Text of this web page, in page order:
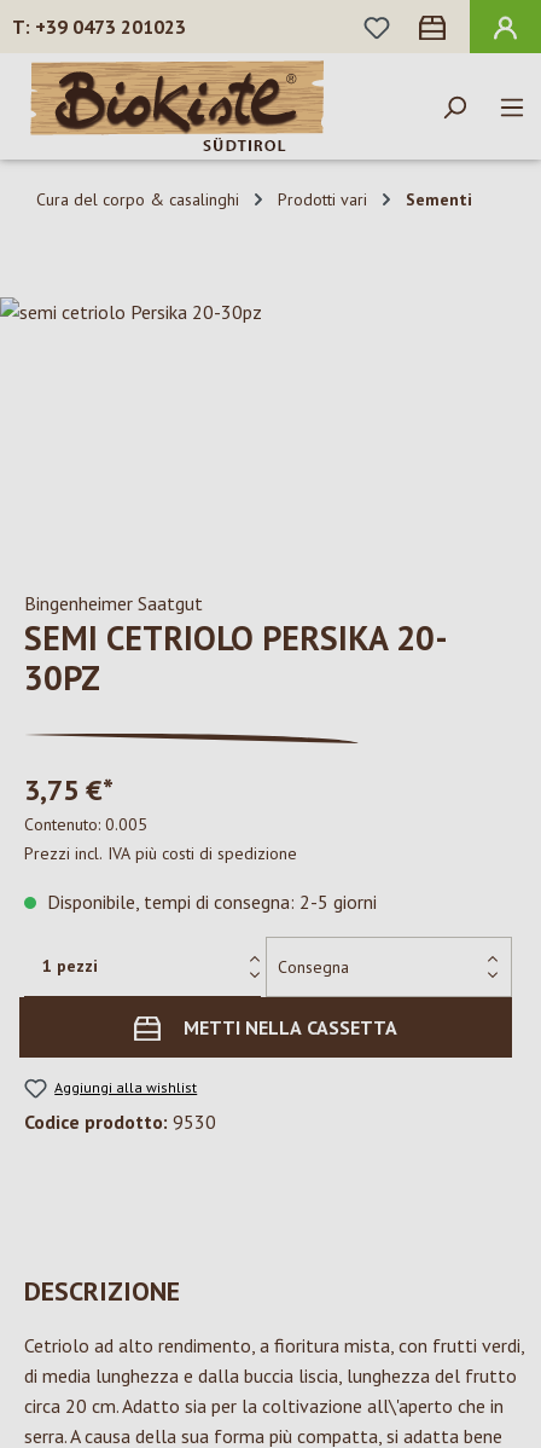
Passa al contenuto principale
+39 0473 201023
HAI 0 ARTICOLI
Cura del corpo & casalinghi Prodotti vari Sementi
Salta la galleria di immagini
Bingenheimer Saatgut
SEMI CETRIOLO PERSIKA 20-
30PZ
3,75 €*
Contenuto: 0.005
Prezzi incl. IVA più costi di spedizione
Disponibile, tempi di consegna: 2-5 giorni
METTI NELLA CASSETTA
Aggiungi alla wishlist
Codice prodotto: 9530
DESCRIZIONE
Cetriolo ad alto rendimento, a fioritura mista, con frutti verdi,
di media lunghezza e dalla buccia liscia, lunghezza del frutto
circa 20 cm. Adatto sia per la coltivazione all\'aperto che in
serra. A causa della sua forma più compatta, si adatta bene